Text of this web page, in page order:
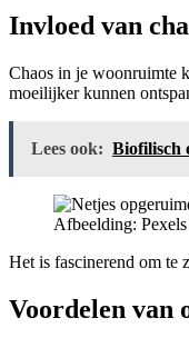
Invloed van
Chaos in je woonruimte
moeilijker kunnen
Lees ook: Biofilisch
Afbeelding:
Het is fascinerend om te
Voordelen van